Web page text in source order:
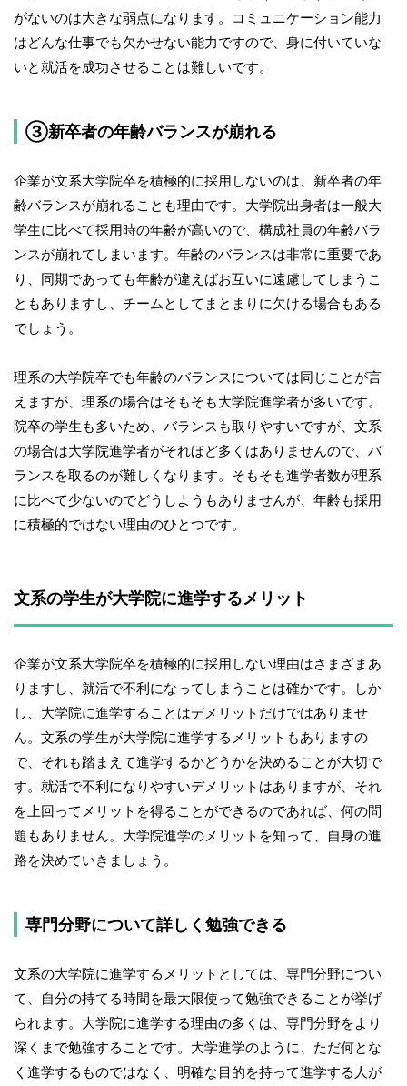
がないのは大きな弱点になります。コミュニケーション能力
はどんな仕事でも欠かせない能力ですので、身に付いていな
いと就活を成功させることは難しいです。
③新卒者の年齢バランスが崩れる
企業が文系大学院卒を積極的に採用しないのは、新卒者の年
齢バランスが崩れることも理由です。大学院出身者は一般大
学生に比べて採用時の年齢が高いので、構成社員の年齢バラ
ンスが崩れてしまいます。年齢のバランスは非常に重要であ
り、同期であっても年齢が違えばお互いに遠慮してしまうこ
ともありますし、チームとしてまとまりに欠ける場合もある
でしょう。
理系の大学院卒でも年齢のバランスについては同じことが言
えますが、理系の場合はそもそも大学院進学者が多いです。
院卒の学生も多いため、バランスも取りやすいですが、文系
の場合は大学院進学者がそれほど多くはありませんので、バ
ランスを取るのが難しくなります。そもそも進学者数が理系
に比べて少ないのでどうしようもありませんが、年齢も採用
に積極的ではない理由のひとつです。
文系の学生が大学院に進学するメリット
企業が文系大学院卒を積極的に採用しない理由はさまざまあ
りますし、就活で不利になってしまうことは確かです。しか
し、大学院に進学することはデメリットだけではありませ
ん。文系の学生が大学院に進学するメリットもありますの
で、それも踏まえて進学するかどうかを決めることが大切で
す。就活で不利になりやすいデメリットはありますが、それ
を上回ってメリットを得ることができるのであれば、何の問
題もありません。大学院進学のメリットを知って、自身の進
路を決めていきましょう。
専門分野について詳しく勉強できる
文系の大学院に進学するメリットとしては、専門分野につい
て、自分の持てる時間を最大限使って勉強できることが挙げ
られます。大学院に進学する理由の多くは、専門分野をより
深くまで勉強することです。大学進学のように、ただ何とな
く進学するものではなく、明確な目的を持って進学する人が